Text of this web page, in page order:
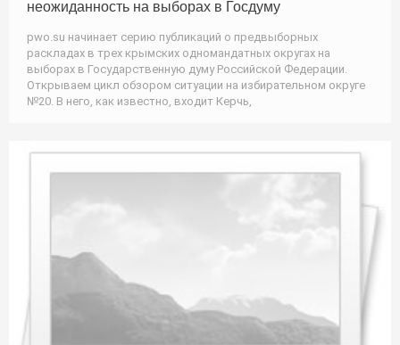
неожиданность на выборах в Госдуму
pwo.su начинает серию публикаций о предвыборных
раскладах в трех крымских одномандатных округах на
выборах в Государственную думу Российской Федерации.
Открываем цикл обзором ситуации на избирательном округе
№20. В него, как известно, входит Керчь,